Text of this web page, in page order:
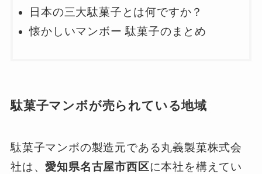
日本の三大駄菓子とは何ですか？
懐かしいマンボー 駄菓子のまとめ
駄菓子マンボが売られている地域
駄菓子マンボの製造元である丸義製菓株式会
社は、愛知県名古屋市西区に本社を構えてい